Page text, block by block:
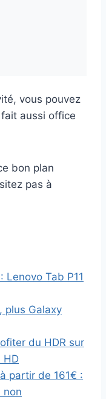
vous pouvez
aussi office
bon plan
pas à
Lenovo Tab P11
plus Galaxy
du HDR sur
HD
partir de 161€ :
non